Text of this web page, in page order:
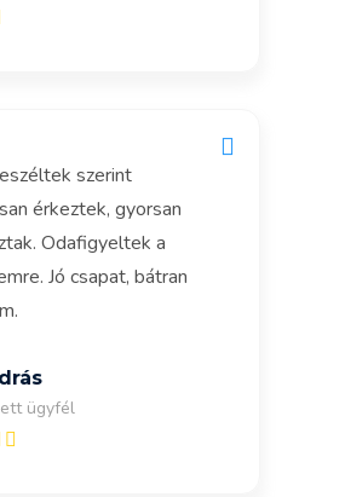
szerint
érkeztek, gyorsan
Odafigyeltek a
Jó csapat, bátran
ügyfél